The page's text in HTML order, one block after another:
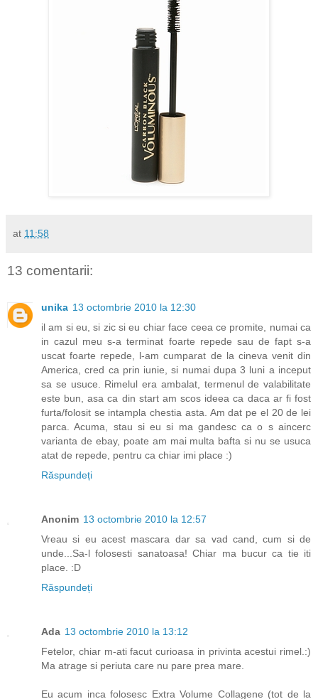
at 11:58
13 comentarii:
unika 13 octombrie 2010 la 12:30
il am si eu, si zic si eu chiar face ceea ce promite, numai ca
in cazul meu s-a terminat foarte repede sau de fapt s-a
uscat foarte repede, l-am cumparat de la cineva venit din
America, cred ca prin iunie, si numai dupa 3 luni a inceput
sa se usuce. Rimelul era ambalat, termenul de valabilitate
este bun, asa ca din start am scos ideea ca daca ar fi fost
furta/folosit se intampla chestia asta. Am dat pe el 20 de lei
parca. Acuma, stau si eu si ma gandesc ca o s aincerc
varianta de ebay, poate am mai multa bafta si nu se usuca
atat de repede, pentru ca chiar imi place :)
Răspundeți
Anonim 13 octombrie 2010 la 12:57
Vreau si eu acest mascara dar sa vad cand, cum si de
unde...Sa-l folosesti sanatoasa! Chiar ma bucur ca tie iti
place. :D
Răspundeți
Ada 13 octombrie 2010 la 13:12
Fetelor, chiar m-ati facut curioasa in privinta acestui rimel.:)
Ma atrage si periuta care nu pare prea mare.
Eu acum inca folosesc Extra Volume Collagene (tot de la